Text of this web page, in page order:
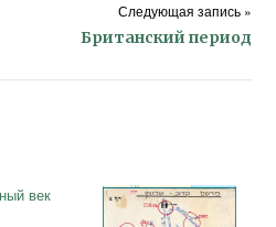
Следующая запись »
Британский период
век